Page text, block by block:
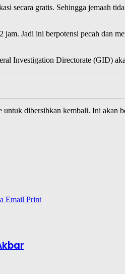
secara gratis. Sehingga jemaah
Jadi ini berpotensi pecah dan
Investigation Directorate (GID)
dibersihkan kembali. Ini akan
Email Print